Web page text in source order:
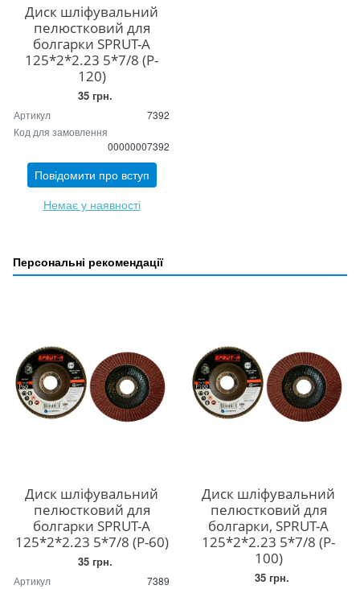
Диск шліфувальний
пелюстковий для
болгарки SPRUT-A
125*2*2.23 5*7/8 (P-
120)
35 грн.
Артикул
7392
Код для замовлення
00000007392
Повідомити про вступ
Немає у наявності
Персональні рекомендації
Диск шліфувальний
пелюстковий для
болгарки SPRUT-A
125*2*2.23 5*7/8 (P-60)
35 грн.
Артикул
7389
Диск шліфувальний
пелюстковий для
болгарки, SPRUT-A
125*2*2.23 5*7/8 (P-
100)
35 грн.